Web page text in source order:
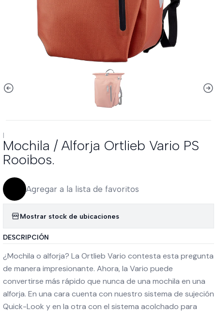
|
Mochila / Alforja Ortlieb Vario PS
Rooibos.
Agregar a la lista de favoritos
Mostrar stock de ubicaciones
DESCRIPCIÓN
¿Mochila o alforja? La Ortlieb Vario contesta esta pregunta
de manera impresionante. Ahora, la Vario puede
convertirse más rápido que nunca de una mochila en una
alforja. En una cara cuenta con nuestro sistema de sujeción
Quick-Look y en la otra con el sistema acolchado para